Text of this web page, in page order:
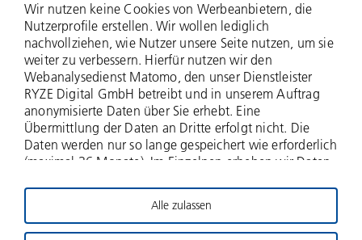
© 2026 Deutsche Beteiligungs AG
Wir nutzen keine Cookies von Werbeanbietern, die
Nutzerprofile erstellen. Wir wollen lediglich
nachvollziehen, wie Nutzer unsere Seite nutzen, um sie
weiter zu verbessern. Hierfür nutzen wir den
Webanalysedienst Matomo, den unser Dienstleister
RYZE Digital GmbH betreibt und in unserem Auftrag
anonymisierte Daten über Sie erhebt. Eine
Übermittlung der Daten an Dritte erfolgt nicht. Die
Daten werden nur so lange gespeichert wie erforderlich
(maximal 36 Monate). Im Einzelnen erheben wir Daten
werden erfasst), zu aufgerufenen Webseiten und Ihrer
Verweildauer hierauf, Häufigkeit der Aufrufe, zu
Suchanfragen und Downloads, und über weitere
Alle zulassen